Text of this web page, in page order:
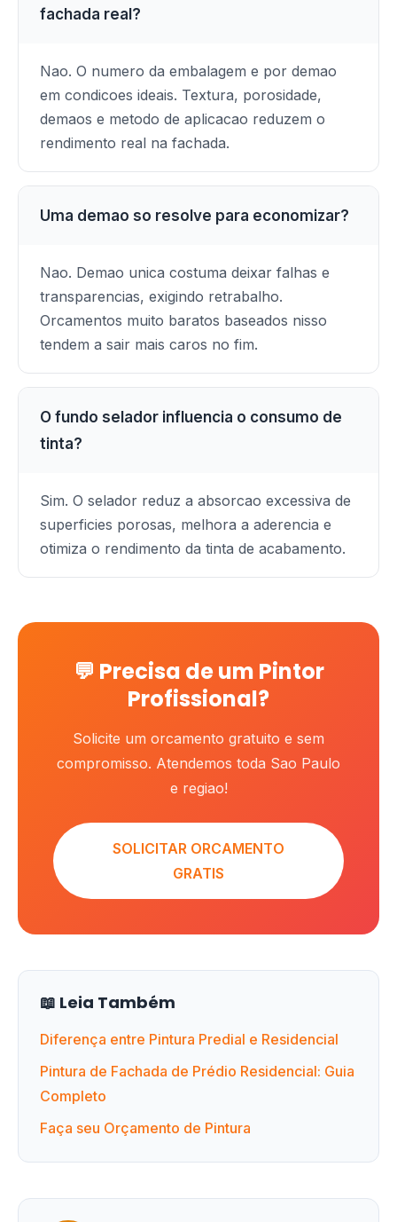
fachada real?
Nao. O numero da embalagem e por demao
em condicoes ideais. Textura, porosidade,
demaos e metodo de aplicacao reduzem o
rendimento real na fachada.
Uma demao so resolve para economizar?
Nao. Demao unica costuma deixar falhas e
transparencias, exigindo retrabalho.
Orcamentos muito baratos baseados nisso
tendem a sair mais caros no fim.
O fundo selador influencia o consumo de
tinta?
Sim. O selador reduz a absorcao excessiva de
superficies porosas, melhora a aderencia e
otimiza o rendimento da tinta de acabamento.
💬 Precisa de um Pintor
Profissional?
Solicite um orcamento gratuito e sem
compromisso. Atendemos toda Sao Paulo
e regiao!
SOLICITAR ORCAMENTO
GRATIS
📖 Leia Também
Diferença entre Pintura Predial e Residencial
Pintura de Fachada de Prédio Residencial: Guia
Completo
Faça seu Orçamento de Pintura